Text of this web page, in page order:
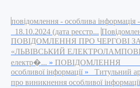
повідомлення - особлива інформація
18.10.2024 (дата реєстр...
ПОВІДОМЛЕННЯ ПРО ЧЕРГОВІ
«ЛЬВІВСЬКИЙ
електр�... » ПОВІДОМЛЕННЯ
особливої інформації »
Титульний
про виникнення особливої